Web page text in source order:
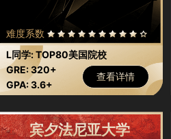
难度系数
L同学: TOP80美国院校
GRE: 320+
GPA: 3.6+
查看详情
宾夕法尼亚大学